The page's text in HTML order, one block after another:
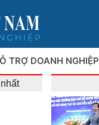
TRỢ DOANH NGHIỆP